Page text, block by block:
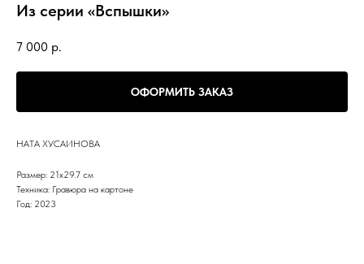
Из серии «Вспышки»
7 000 р.
ОФОРМИТЬ ЗАКАЗ
НАТА ХУСАИНОВА
Размер: 21х29.7 см
Техника: Гравюра на картоне
Год: 2023